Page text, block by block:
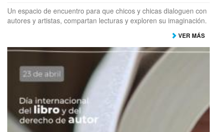
Un espacio de encuentro para que chicos y chicas dialoguen con
autores y artistas, compartan lecturas y exploren su imaginación.
VER MÁS